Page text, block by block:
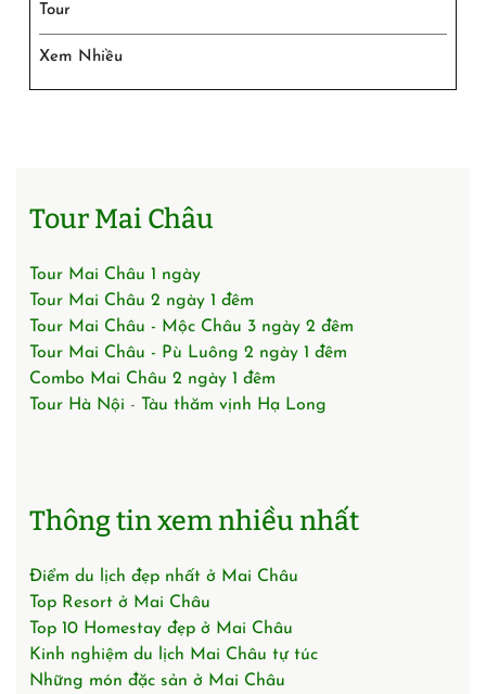
Tour
Xem Nhiều
Tour Mai Châu
Tour Mai Châu 1 ngày
Tour Mai Châu 2 ngày 1 đêm
Tour Mai Châu - Mộc Châu 3 ngày 2 đêm
Tour Mai Châu - Pù Luông 2 ngày 1 đêm
Combo Mai Châu 2 ngày 1 đêm
Tour Hà Nội - Tàu thăm vịnh Hạ Long
Thông tin xem nhiều nhất
Điểm du lịch đẹp nhất ở Mai Châu
Top Resort ở Mai Châu
Top 10 Homestay đẹp ở Mai Châu
Kinh nghiệm du lịch Mai Châu tự túc
Những món đặc sản ở Mai Châu